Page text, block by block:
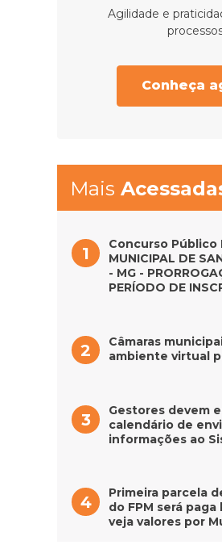
Agilidade e
Conheça
Mais
Concurso Público
MUNICIPAL DE
- MG -
PERÍODO DE
Câmaras
ambiente virtual
Gestores devem
calendário de
informações ao
Primeira parcela
do FPM será
veja valores por